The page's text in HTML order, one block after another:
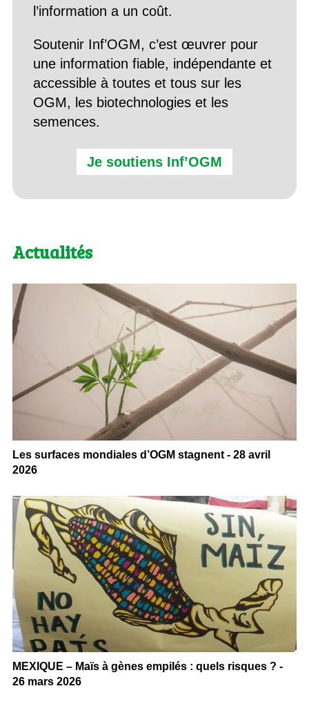
l’information a un coût.
Soutenir Inf’OGM, c’est œuvrer pour
une information fiable, indépendante et
accessible à toutes et tous sur les
OGM, les biotechnologies et les
semences.
Je soutiens Inf’OGM
Actualités
Les surfaces mondiales d’OGM stagnent - 28 avril
2026
MEXIQUE – Maïs à gènes empilés : quels risques ? -
26 mars 2026